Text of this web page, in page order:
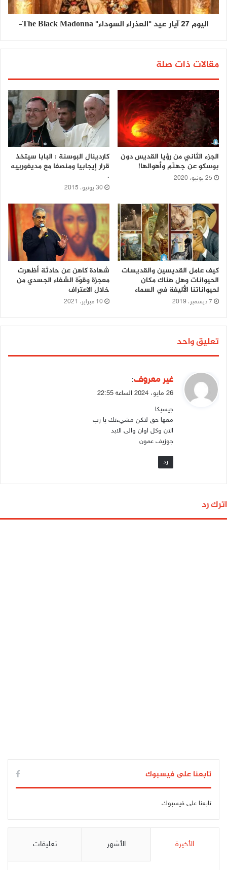
اليوم 27 آيار عيد "العذراء السوداء" The Black Madonna–
مقالات ذات صلة
الجزء الثاني من رؤيا القديس دون
بوسكو عن جهنّم وأهوالها!
25 يونيو، 2020
كاردينال البوسنة : البابا سيتخذ
قرار إيجابيا ومنصفا مع مديغورييه
.
30 يونيو، 2015
كيف عامل القديسين والقديسات
الحيوانات وهل هناك مكان
لحيواناتنا الأليفة في السماء
7 ديسمبر، 2019
شهادة كاهن عن حادثة أظهرت
معجزة وقوّة الشفاء الجسدي من
خلال الاعتراف
10 فبراير، 2021
تعليق واحد
ي
ق
ل
غير معروف:
26 مايو، 2024 الساعة 22:55
جيسيكا
معها حق لتكن مشيءتك يا رب
الان وكل اوان والى الابد
جوزيف عمون
رد
اترك رد
تابعنا على فيسبوك
تابعنا على فيسبوك
الأخيرة الأشهر تعليقات